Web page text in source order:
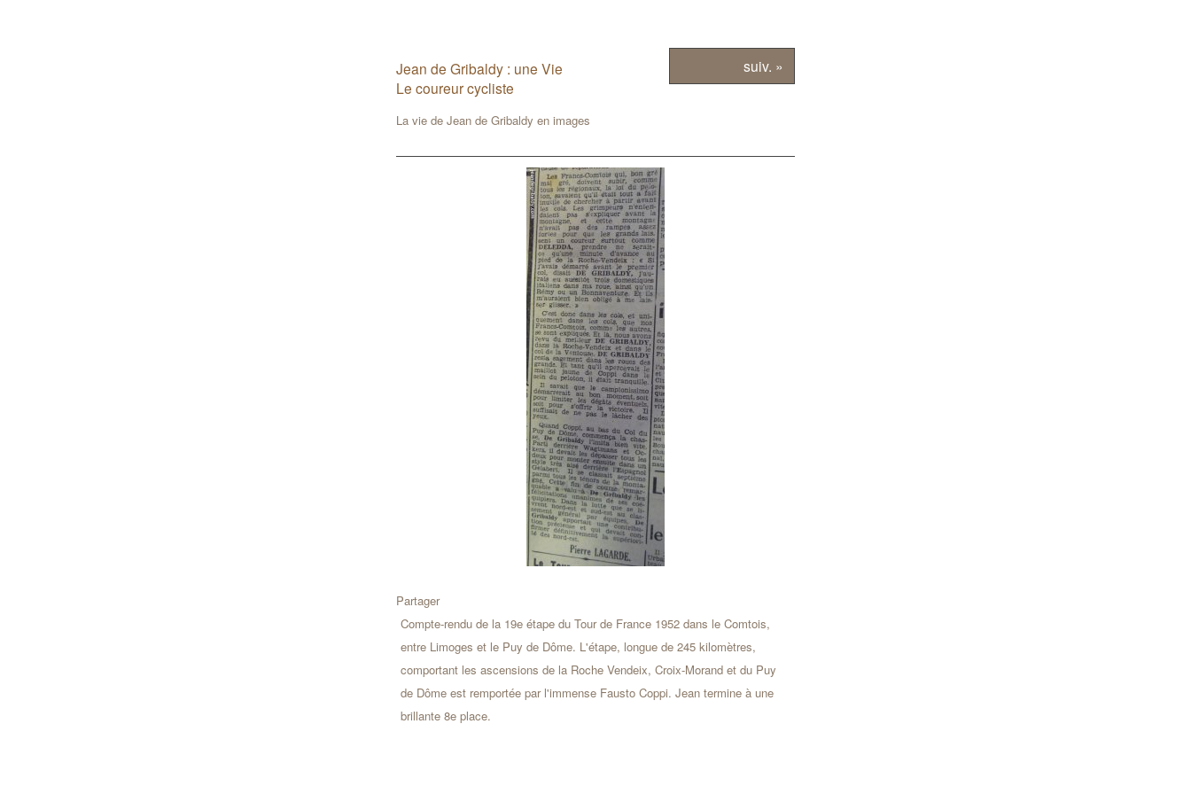
suiv. »
Jean de Gribaldy : une Vie
Le coureur cycliste
La vie de Jean de Gribaldy en images
Partager
Compte-rendu de la 19e étape du Tour de France 1952 dans le Comtois,
entre Limoges et le Puy de Dôme. L'étape, longue de 245 kilomètres,
comportant les ascensions de la Roche Vendeix, Croix-Morand et du Puy
de Dôme est remportée par l'immense Fausto Coppi. Jean termine à une
brillante 8e place.